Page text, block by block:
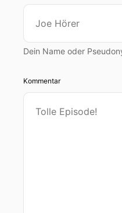
Dein Name oder
Kommentar